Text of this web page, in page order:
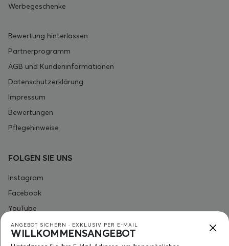
Werbegeschenke
Bewertung hinterlassen
Partnerprogramm
AGB und Kundeninformationen
Datenschutzerklärung
Impressum
Bewertungen
Pflegehinweise
FOLGEN SIE UNS
Instagram
Facebook
YouTube
KONTAKT
ANGEBOT SICHERN · EXKLUSIV PER E-MAIL
WILLKOMMENSANGEBOT